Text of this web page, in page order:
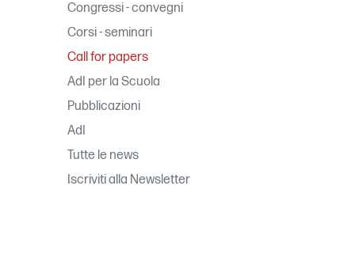
Congressi - convegni
Corsi - seminari
Call for papers
AdI per la Scuola
Pubblicazioni
AdI
Tutte le news
Iscriviti alla Newsletter